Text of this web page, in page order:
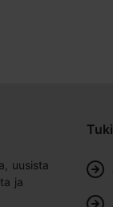
uusista
ja
Tuki